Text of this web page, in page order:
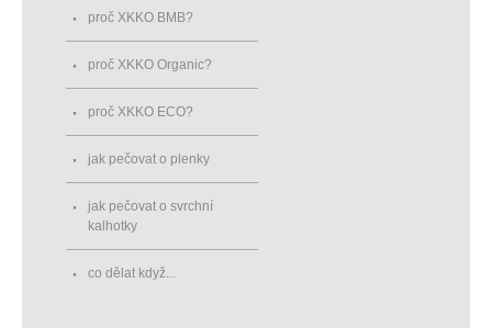
proč XKKO BMB?
proč XKKO Organic?
proč XKKO ECO?
jak pečovat o plenky
jak pečovat o svrchní
kalhotky
co dělat když...